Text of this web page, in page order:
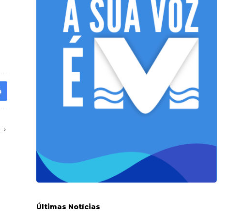
Últimas Notícias